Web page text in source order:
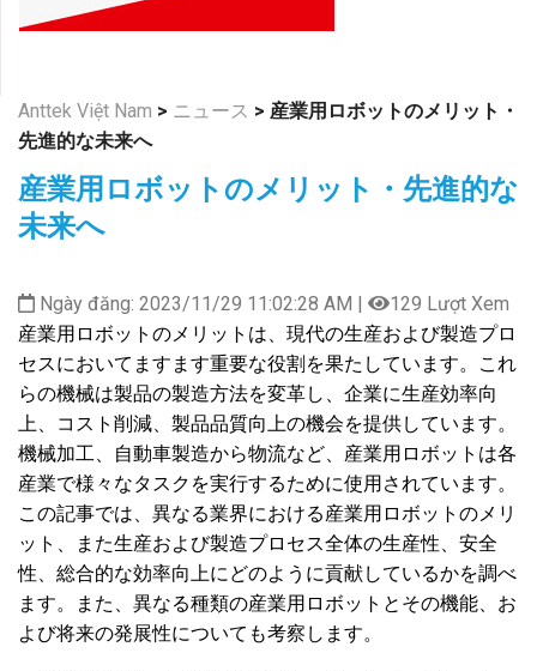
Anttek Việt Nam > ニュース > 産業用ロボットのメリット・
先進的な未来へ
産業用ロボットのメリット・先進的な
未来へ
Ngày đăng: 2023/11/29 11:02:28 AM |
129 Lượt Xem
産業用ロボットのメリットは、現代の生産および製造プロ
セスにおいてますます重要な役割を果たしています。これ
らの機械は製品の製造方法を変革し、企業に生産効率向
上、コスト削減、製品品質向上の機会を提供しています。
機械加工、自動車製造から物流など、産業用ロボットは各
産業で様々なタスクを実行するために使用されています。
この記事では、異なる業界における産業用ロボットのメリ
ット、また生産および製造プロセス全体の生産性、安全
性、総合的な効率向上にどのように貢献しているかを調べ
ます。また、異なる種類の産業用ロボットとその機能、お
よび将来の発展性についても考察します。